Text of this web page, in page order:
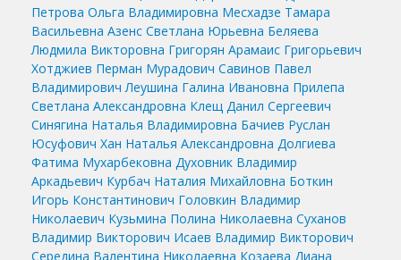
Петрова Ольга Владимировна Месхадзе Тамара
Васильевна Азенс Светлана Юрьевна Беляева
Людмила Викторовна Григорян Арамаис Григорьевич
Хотджиев Перман Мурадович Савинов Павел
Владимирович Леушина Галина Ивановна Прилепа
Светлана Александровна Клещ Данил Сергеевич
Синягина Наталья Владимировна Бачиев Руслан
Юсуфович Хан Наталья Александровна Долгиева
Фатима Мухарбековна Духовник Владимир
Аркадьевич Курбач Наталия Михайловна Боткин
Игорь Константинович Головкин Владимир
Николаевич Кузьмина Полина Николаевна Суханов
Владимир Викторович Исаев Владимир Викторович
Середина Валентина Николаевна Козаева Диана